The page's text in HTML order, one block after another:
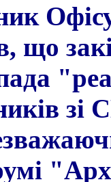
що